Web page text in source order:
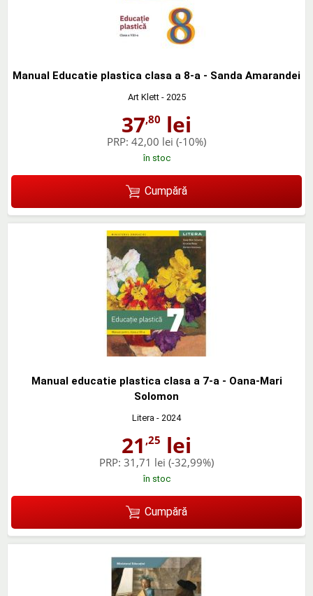
Manual Educatie plastica clasa a 8-a - Sanda Amarandei
Art Klett- 2025
37,80 lei
PRP: 42,00 lei (-10%)
în stoc
Cumpără
Manual educatie plastica clasa a 7-a - Oana-Mari
Solomon
Litera - 2024
21 ,25 lei
PRP: 31,71 lei (-32,99%)
în stoc
Cumpără